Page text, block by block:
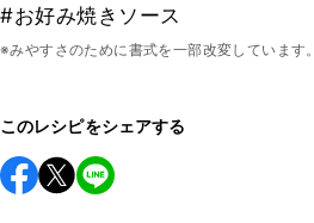
#お好み焼きソース
※みやすさのために書式を一部改変しています。
このレシピをシェアする